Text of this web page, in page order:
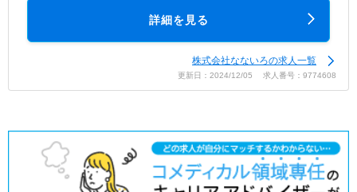
詳細を見る
株式会社なないろの求人一覧
更新日：2024/12/05 求人番号：9774608